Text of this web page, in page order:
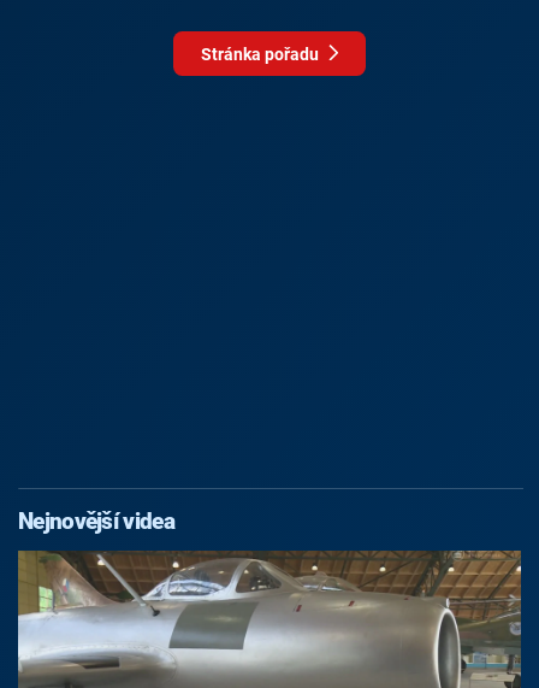
Stránka pořadu
Nejnovější videa